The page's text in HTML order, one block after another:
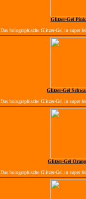
Glitzer-Gel
Das holographische Glitzer-Gel in super
Glitzer-Gel
Das holographische Glitzer-Gel in super
Glitzer-Gel
Das holographische Glitzer-Gel in super